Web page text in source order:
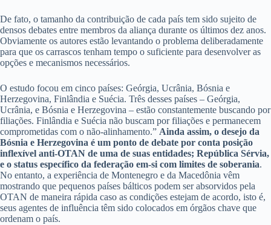
De fato, o tamanho da contribuição de cada país tem sido sujeito de
densos debates entre membros da aliança durante os últimos dez anos.
Obviamente os autores estão levantando o problema deliberadamente
para que os carrascos tenham tempo o suficiente para desenvolver as
opções e mecanismos necessários.
O estudo focou em cinco países: Geórgia, Ucrânia, Bósnia e
Herzegovina, Finlândia e Suécia. Três desses países – Geórgia,
Ucrânia, e Bósnia e Herzegovina – estão constantemente buscando por
filiações. Finlândia e Suécia não buscam por filiações e permanecem
comprometidas com o não-alinhamento.” Ainda assim, o desejo da
Bósnia e Herzegovina é um ponto de debate por conta posição
inflexível anti-OTAN de uma de suas entidades; República Sérvia,
e o status específico da federação em-si com limites de soberania.
No entanto, a experiência de Montenegro e da Macedônia vêm
mostrando que pequenos países bálticos podem ser absorvidos pela
OTAN de maneira rápida caso as condições estejam de acordo, isto é,
seus agentes de influência têm sido colocados em órgãos chave que
ordenam o país.